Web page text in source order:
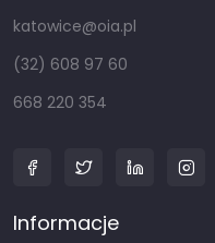
katowice@oia.pl
(32) 608 97 60
668 220 354
Informacje